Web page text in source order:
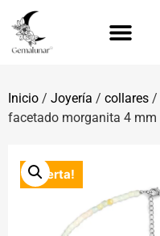
Inicio / Joyería / collares /
facetado morganita 4 mm
¡Oferta!